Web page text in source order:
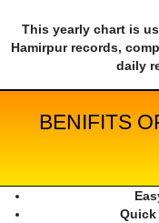
This yearly chart is
Hamirpur records,
daily
BENIFITS